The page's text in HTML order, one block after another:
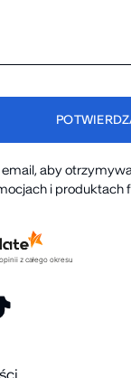
aby
i produktach
opiniiz całego okresu